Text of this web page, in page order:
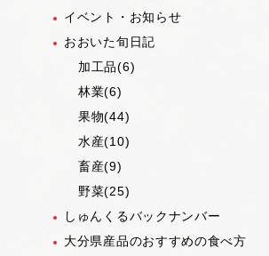
イベント・お知らせ
おおいた旬日記
加工品(6)
林業(6)
果物(44)
水産(10)
畜産(9)
野菜(25)
しゅんくるバックナンバー
大分県産品のおすすめの食べ方